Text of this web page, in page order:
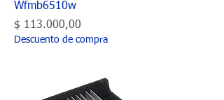
Wfmb6510w
Precio
$ 113.000,00
Descuento de compra